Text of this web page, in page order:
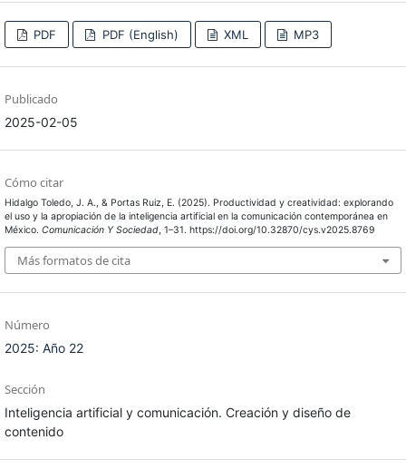
PDF PDF (English) XML MP3
Publicado
2025-02-05
Cómo citar
Hidalgo Toledo, J. A., & Portas Ruiz, E. (2025). Productividad y creatividad: explorando
el uso y la apropiación de la inteligencia artificial en la comunicación contemporánea en
México. Comunicación Y Sociedad, 1–31. https://doi.org/10.32870/cys.v2025.8769
Más formatos de cita
Número
2025: Año 22
Sección
Inteligencia artificial y comunicación. Creación y diseño de
contenido